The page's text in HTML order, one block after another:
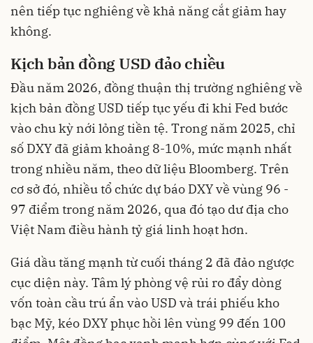
nên tiếp tục nghiêng về khả năng cắt giảm hay
không.
Kịch bản đồng USD đảo chiều
Đầu năm 2026, đồng thuận thị trường nghiêng về
kịch bản đồng USD tiếp tục yếu đi khi Fed bước
vào chu kỳ nới lỏng tiền tệ. Trong năm 2025, chỉ
số DXY đã giảm khoảng 8-10%, mức mạnh nhất
trong nhiều năm, theo dữ liệu Bloomberg. Trên
cơ sở đó, nhiều tổ chức dự báo DXY về vùng 96 -
97 điểm trong năm 2026, qua đó tạo dư địa cho
Việt Nam điều hành tỷ giá linh hoạt hơn.
Giá dầu tăng mạnh từ cuối tháng 2 đã đảo ngược
cục diện này. Tâm lý phòng vệ rủi ro đẩy dòng
vốn toàn cầu trú ẩn vào USD và trái phiếu kho
bạc Mỹ, kéo DXY phục hồi lên vùng 99 đến 100